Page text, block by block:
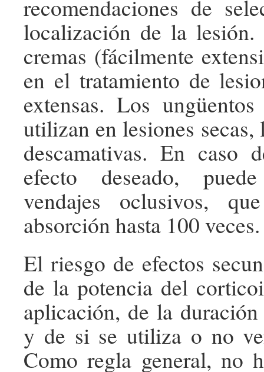
recomendaciones de
localización de la
cremas (fácilmente
en el tratamiento de
extensas. Los
utilizan en lesiones
descamativas. En caso
efecto deseado,
vendajes oclusivos,
absorción hasta 100 veces.
El riesgo de efectos
de la potencia del
aplicación, de la
y de si se utiliza o no
Como regla general, no